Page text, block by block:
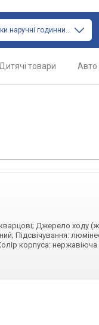
тільки наручні годинники
Дитячі товари Авто
кварцові; Джерело ходу
Підсвічування:
корпуса: нержавіюча